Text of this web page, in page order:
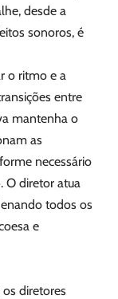
desde a
sonoros, é
o ritmo e a
entre
mantenha o
as
necessário
O diretor atua
todos os
e
diretores